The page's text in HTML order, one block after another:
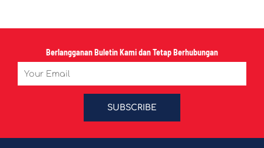
Berlangganan Buletin Kami dan Tetap Berhubungan
Email
SUBSCRIBE